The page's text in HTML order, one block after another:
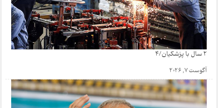
2 سال با پزشکیان/4
آگوست 7, 2026